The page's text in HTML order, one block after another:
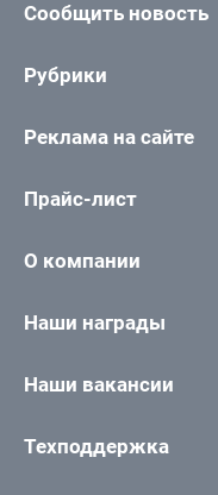
Сообщить новость
Рубрики
Реклама на сайте
Прайс-лист
О компании
Наши награды
Наши вакансии
Техподдержка